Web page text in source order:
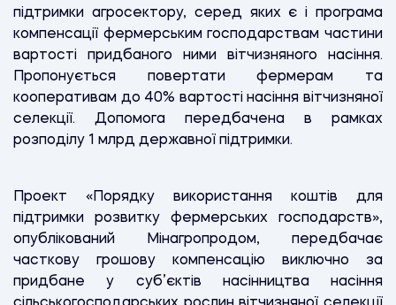
підтримки агросектору, серед яких є і програма
компенсації фермерським господарствам частини
вартості придбаного ними вітчизняного насіння.
Пропонується повертати фермерам та
кооперативам до 40% вартості насіння вітчизняної
селекції. Допомога передбачена в рамках
розподілу 1 млрд державної підтримки.
Проект «Порядку використання коштів для
підтримки розвитку фермерських господарств»,
опублікований Мінагропродом, передбачає
часткову грошову компенсацію виключно за
придбане у суб’єктів насінництва насіння